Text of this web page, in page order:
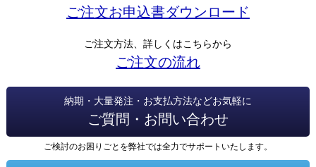
ご注文お申込書ダウンロード
ご注文方法、詳しくはこちらから
ご注文の流れ
納期・大量発注・お支払方法などお気軽に
ご質問・お問い合わせ
ご検討のお困りごとを弊社では全力でサポートいたします。